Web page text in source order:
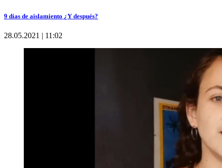
9 días de aislamiento ¿Y después?
28.05.2021 | 11:02